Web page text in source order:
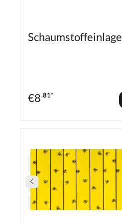
Schaumstoffeinlage
€8.81*